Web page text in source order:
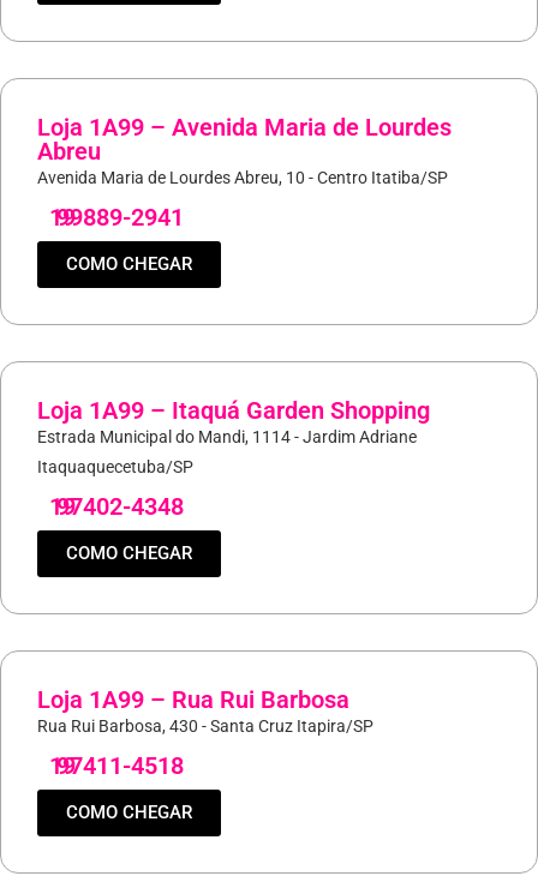
Loja 1A99 – Avenida Maria de Lourdes
Abreu
Avenida Maria de Lourdes Abreu, 10 - Centro Itatiba/SP
19
99889-2941
COMO CHEGAR
Loja 1A99 – Itaquá Garden Shopping
Estrada Municipal do Mandi, 1114 - Jardim Adriane
Itaquaquecetuba/SP
19
97402-4348
COMO CHEGAR
Loja 1A99 – Rua Rui Barbosa
Rua Rui Barbosa, 430 - Santa Cruz Itapira/SP
19
97411-4518
COMO CHEGAR